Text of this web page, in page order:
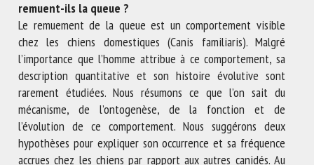
remuent-ils la queue ?
Le remuement de la queue est un comportement visible
chez les chiens domestiques (Canis familiaris). Malgré
l’importance que l’homme attribue à ce comportement, sa
description quantitative et son histoire évolutive sont
rarement étudiées. Nous résumons ce que l’on sait du
mécanisme, de l’ontogenèse, de la fonction et de
l’évolution de ce comportement. Nous suggérons deux
hypothèses pour expliquer son occurrence et sa fréquence
accrues chez les chiens par rapport aux autres canidés. Au
Prénom *
Organisme *
E-mail *